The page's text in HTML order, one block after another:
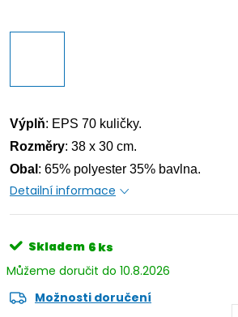
Výplň: EPS 70 kuličky.
Rozměry: 38 x 30 cm.
Obal : 65% polyester 35% bavlna.
Detailní informace
Skladem 6 ks
10.8.2026
Možnosti doručení